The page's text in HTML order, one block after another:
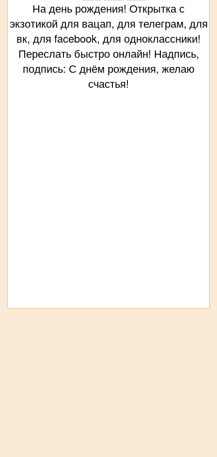
На день рождения! Открытка с
экзотикой для вацап, для телеграм, для
вк, для facebook, для одноклассники!
Переслать быстро онлайн! Надпись,
подпись: С днём рождения, желаю
счастья!